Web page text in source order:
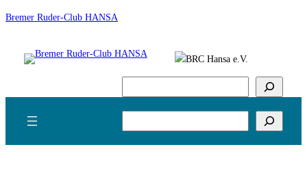
Zum
springen
Bremer Ruder-Club HANSA